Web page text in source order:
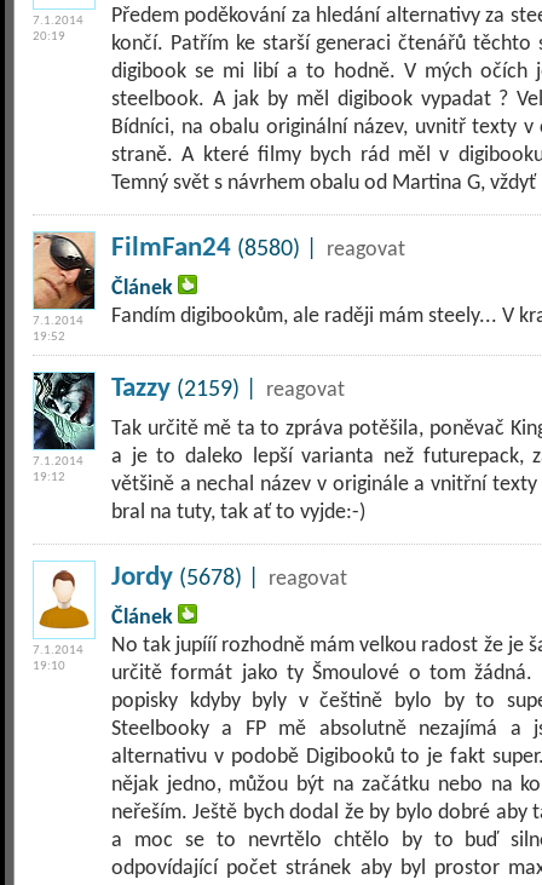
7.1.2014
20:19
Předem poděkování za hledání alternativy za
končí. Patřím ke starší generaci čtenářů
digibook se mi libí a to hodně. V mých očích
steelbook. A jak by měl digibook vypadat ?
Bídníci, na obalu originální název, uvnitř texty v
straně. A které filmy bych rád měl v
Temný svět s návrhem obalu od Martina G,
7.1.2014
19:52
FilmFan24 (8580) |
reagovat
Článek
Fandím digibookům, ale raději mám steely... V
7.1.2014
19:12
Tazzy (2159) |
reagovat
Tak určitě mě ta to zpráva potěšila, poněvač
a je to daleko lepší varianta než futurepack,
většině a nechal název v originále a vnitřní
bral na tuty, tak ať to vyjde:-)
7.1.2014
19:10
Jordy (5678) |
reagovat
Článek
No tak jupííí rozhodně mám velkou radost že je
určitě formát jako ty Šmoulové o tom
popisky kdyby byly v češtině bylo by to
Steelbooky a FP mě absolutně nezajímá a
alternativu v podobě Digibooků to je fakt
nějak jedno, můžou být na začátku nebo na
neřeším. Ještě bych dodal že by bylo dobré aby
a moc se to nevrtělo chtělo by to buď
odpovídající počet stránek aby byl prostor